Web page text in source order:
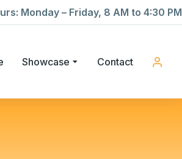
Monday – Friday, 8 AM to 4:30 PM
Showcase Contact